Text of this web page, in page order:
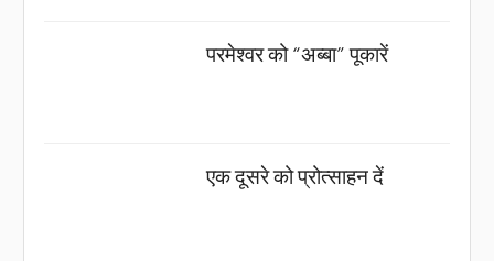
परमेश्वर को “अब्बा” पूकारें
एक दूसरे को प्रोत्साहन दें